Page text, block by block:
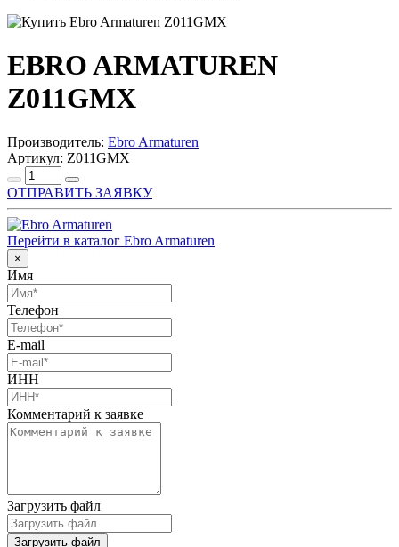
EBRO ARMATUREN
Z011GMX
Производитель: Ebro Armaturen
Артикул: Z011GMX
ОТПРАВИТЬ ЗАЯВКУ
Перейти в каталог Ebro Armaturen
×
Имя
Телефон
E-mail
ИНН
Комментарий к заявке
Загрузить файл
Загрузить файл